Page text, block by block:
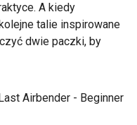
A kiedy
talie inspirowane
dwie paczki, by
Airbender - Beginner